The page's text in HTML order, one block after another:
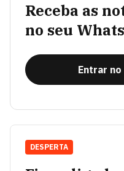
Receba as
no seu
Entrar no
DESPERTA